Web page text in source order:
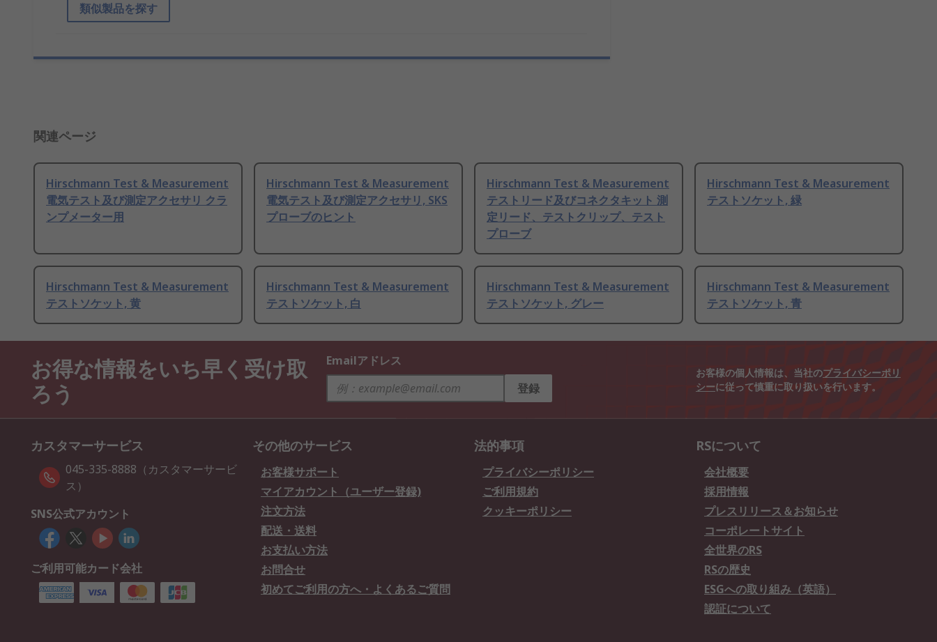
類似製品を探す
関連ページ
Hirschmann Test & Measurement
電気テスト及び測定アクセサリ クラ
ンプメーター用
Hirschmann Test & Measurement
電気テスト及び測定アクセサリ, SKS
プローブのヒント
Hirschmann Test & Measurement
テストリード及びコネクタキット 測
定リード、テストクリップ、テスト
プローブ
Hirschmann Test & Measurement
テストソケット, 緑
Hirschmann Test & Measurement
テストソケット, 黄
Hirschmann Test & Measurement
テストソケット, 白
Hirschmann Test & Measurement
テストソケット, グレー
Hirschmann Test & Measurement
テストソケット, 青
お得な情報をいち早く受け取
ろう
Emailアドレス
登録
お客様の個人情報は、当社のプライバシーポリ
シーに従って慎重に取り扱いを行います。
カスタマーサービス
045-335-8888（カスタマーサービ
ス）
SNS公式アカウント
ご利用可能カード会社
その他のサービス
お客様サポート
マイアカウント（ユーザー登録)
注文方法
配送・送料
お支払い方法
お問合せ
初めてご利用の方へ・よくあるご質問
法的事項
プライバシーポリシー
ご利用規約
クッキーポリシー
RSについて
会社概要
採用情報
プレスリリース＆お知らせ
コーポレートサイト
全世界のRS
RSの歴史
ESGへの取り組み（英語）
認証について